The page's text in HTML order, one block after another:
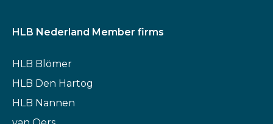
HLB Nederland Member firms
HLB Blömer
HLB Den Hartog
HLB Nannen